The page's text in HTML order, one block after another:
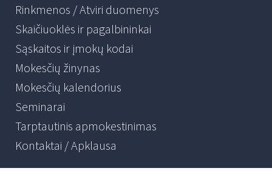
Rinkmenos / Atviri duomenys
Skaičiuoklės ir pagalbininkai
Sąskaitos ir įmokų kodai
Mokesčių žinynas
Mokesčių kalendorius
Seminarai
Tarptautinis apmokestinimas
Kontaktai / Apklausa